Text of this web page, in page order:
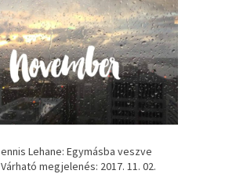
ennis Lehane: Egymásba veszve
Várható megjelenés: 2017. 11. 02.